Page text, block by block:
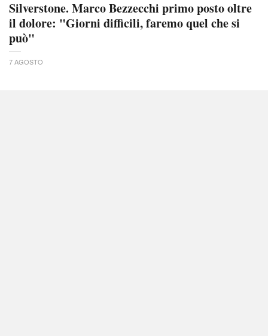
Silverstone. Marco Bezzecchi primo posto oltre
il dolore: "Giorni difficili, faremo quel che si
può"
7 AGOSTO